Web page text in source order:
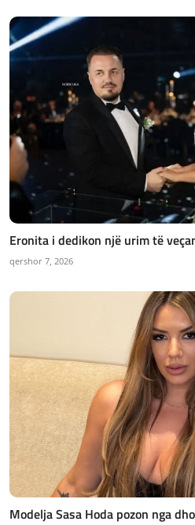
Eronita i dedikon një urim të
qershor 7, 2026
Modelja Sasa Hoda pozon nga